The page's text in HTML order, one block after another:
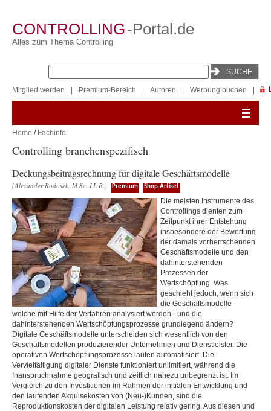
CONTROLLING-Portal.de
Alles zum Thema Controlling
Mitglied werden Premium-Bereich Autoren Werbung buchen
Home / Fachinfo
Controlling branchenspezifisch
Deckungsbeitragsrechnung für digitale Geschäftsmodelle
(Alexander Rodosek, M.Sc. LL.B.) Premium Shop-Artikel
Die meisten Instrumente des
Controllings dienten zum
Zeitpunkt ihrer Entstehung
insbesondere der Bewertung
der damals vorherrschenden
Geschäftsmodelle und den
dahinterstehenden
Prozessen der
Wertschöpfung. Was
geschieht jedoch, wenn sich
die Geschäftsmodelle -
welche mit Hilfe der Verfahren analysiert werden - und die
dahinterstehenden Wertschöpfungsprozesse grundlegend ändern?
Digitale Geschäftsmodelle unterscheiden sich wesentlich von den
Geschäftsmodellen produzierender Unternehmen und Dienstleister. Die
operativen Wertschöpfungsprozesse laufen automatisiert. Die
Vervielfältigung digitaler Dienste funktioniert unlimitiert, während die
Inanspruchnahme geografisch und zeitlich nahezu unbegrenzt ist. Im
Vergleich zu den Investitionen im Rahmen der initialen Entwicklung und
den laufenden Akquisekosten von (Neu-)Kunden, sind die
Reproduktionskosten der digitalen Leistung relativ gering. Aus diesen und